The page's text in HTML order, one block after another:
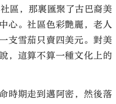
區，那裏匯聚了古巴裔美
心。社區色彩艷麗，老人
支雪茄只賣四美元。對美
，這算不算一種文化上的
時期走到邁阿密，然後落